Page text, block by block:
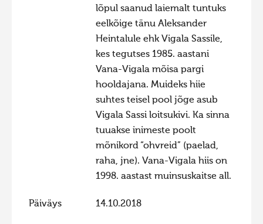
lõpul saanud laiemalt tuntuks
eelkõige tänu Aleksander
Heintalule ehk Vigala Sassile,
kes tegutses 1985. aastani
Vana-Vigala mõisa pargi
hooldajana. Muideks hiie
suhtes teisel pool jõge asub
Vigala Sassi loitsukivi. Ka sinna
tuuakse inimeste poolt
mõnikord “ohvreid” (paelad,
raha, jne). Vana-Vigala hiis on
1998. aastast muinsuskaitse all.
Päiväys 14.10.2018